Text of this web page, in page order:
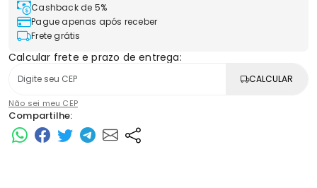
Cashback de 5%
Pague apenas após receber
Frete grátis
Calcular frete e prazo de entrega:
CALCULAR
Não sei meu CEP
Compartilhe: